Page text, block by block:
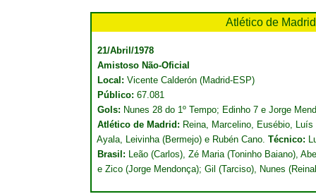
Atlético de
21/Abril/1978
Amistoso Não-Oficial
Local: Vicente Calderón (Madrid-ESP)
Público: 67.081
Gols: Nunes 28 do 1º Tempo; Edinho 7 e Jorge
Atlético de Madrid: Reina, Marcelino, Eusébio,
Ayala, Leivinha (Bermejo) e Rubén Cano. Técnico:
Brasil: Leão (Carlos), Zé Maria (Toninho Baiano),
e Zico (Jorge Mendonça); Gil (Tarciso), Nunes